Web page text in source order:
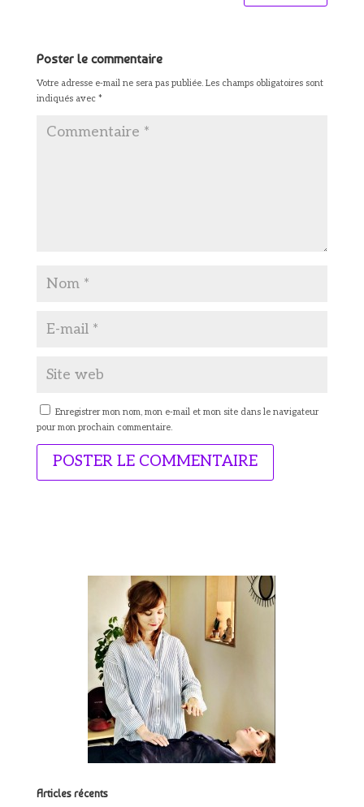
Poster le commentaire
Votre adresse e-mail ne sera pas publiée. Les champs obligatoires sont
indiqués avec *
Enregistrer mon nom, mon e-mail et mon site dans le navigateur
pour mon prochain commentaire.
Articles récents